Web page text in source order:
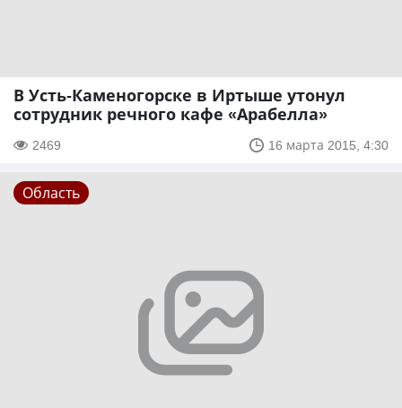
В Усть-Каменогорске в Иртыше утонул
сотрудник речного кафе «Арабелла»
2469 16 марта 2015, 4:30
Область